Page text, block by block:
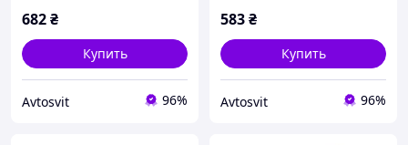
682₴
Купить
Avtosvit 96%
583₴
Купить
Avtosvit 96%